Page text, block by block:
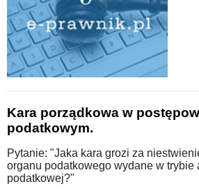
Kara porządkowa w
podatkowym.
Pytanie: "Jaka kara grozi za
organu podatkowego wydane w trybie
podatkowej?"